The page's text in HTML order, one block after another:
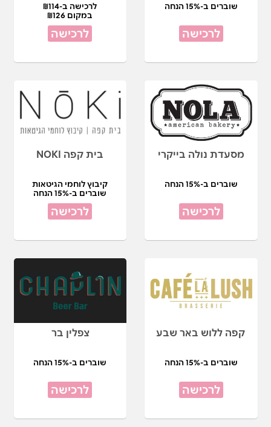
שוברים ב-15% הנחה
לרכישה
לרכישה ב-₪114
במקום ₪126
לרכישה
מסעדת נולה בייקרי
שוברים ב-15% הנחה
לרכישה
בית קפה NOKI
קיבוץ לוחמי הגיטאות
שוברים ב-15% הנחה
לרכישה
קפה ללוש באר שבע
שוברים ב-15% הנחה
לרכישה
צפלין בר
שוברים ב-15% הנחה
לרכישה